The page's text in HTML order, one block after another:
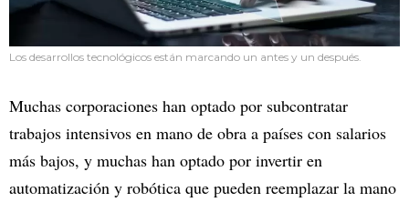
Los desarrollos tecnológicos están marcando un antes y un después.
Muchas corporaciones han optado por subcontratar
trabajos intensivos en mano de obra a países con salarios
más bajos, y muchas han optado por invertir en
automatización y robótica que pueden reemplazar la mano